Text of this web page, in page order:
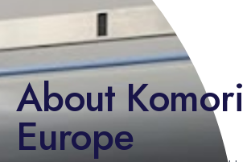
BEDRIJF
About
Europe